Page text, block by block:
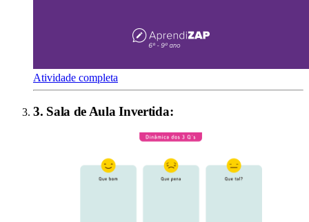
Atividade completa
3. Sala de Aula Invertida: